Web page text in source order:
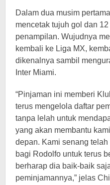
Dalam dua musim
mencetak tujuh gol dan
penampilan. Wujudnya
kembali ke Liga MX,
dikenalnya sambil
Inter Miami.
“Pinjaman ini memberi
terus mengelola daftar
tanpa lelah untuk
yang akan membantu
depan. Kami senang
bagi Rodolfo untuk terus
berharap dia baik-baik
peminjamannya,” jelas